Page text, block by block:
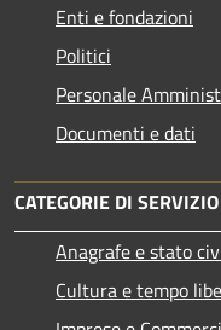
Enti e fondazioni
Politici
Personale
Documenti e dati
CATEGORIE DI SERVIZIO
Anagrafe e stato
Cultura e tempo